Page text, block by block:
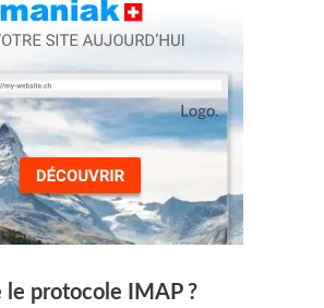
le protocole IMAP ?